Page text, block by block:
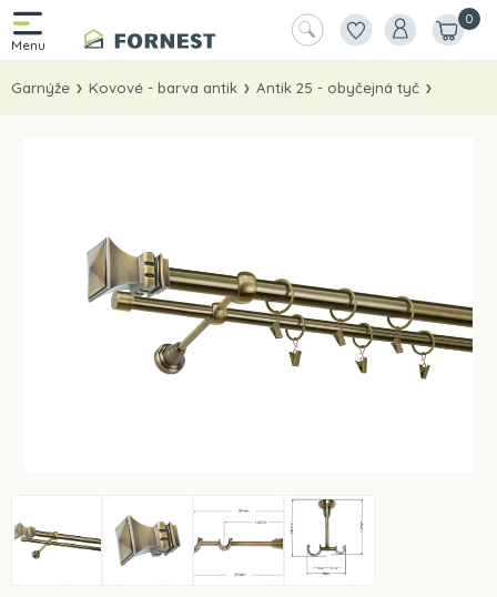
0
Garnýže Kovové - barva antik Antik 25 - obyčejná tyč